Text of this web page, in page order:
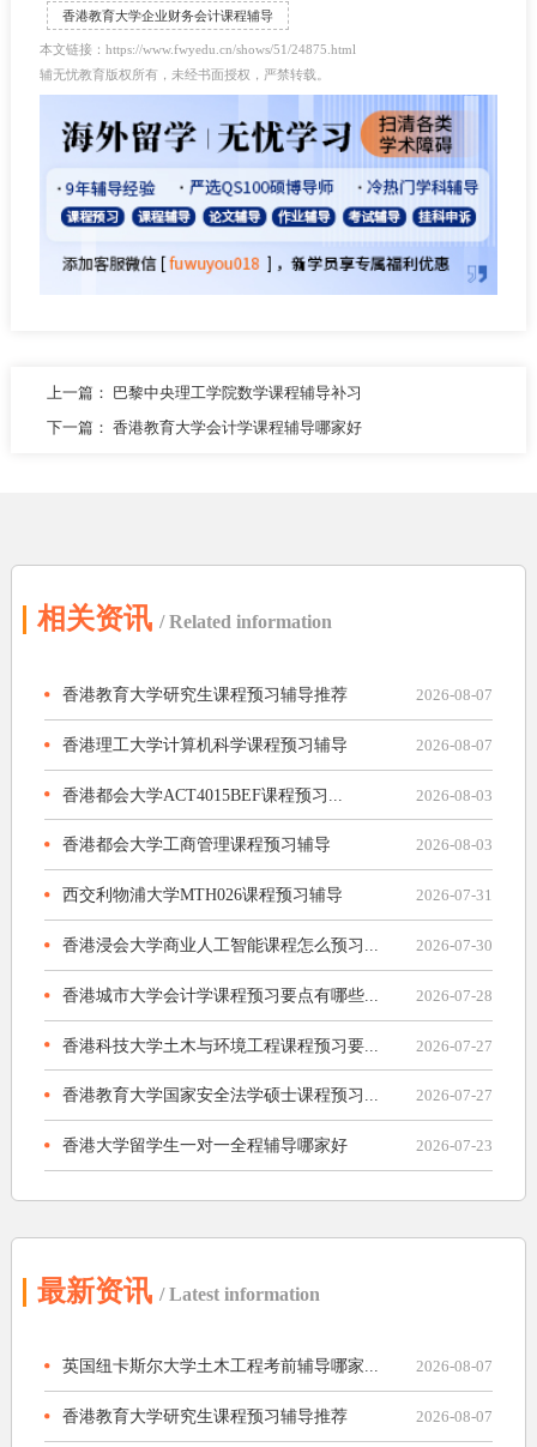
香港教育大学企业财务会计课程辅导
本文链接：https://www.fwyedu.cn/shows/51/24875.html
辅无忧教育版权所有，未经书面授权，严禁转载。
上一篇： 巴黎中央理工学院数学课程辅导补习
下一篇： 香港教育大学会计学课程辅导哪家好
相关资讯 / Related information
香港教育大学研究生课程预习辅导推荐 2026-08-07
香港理工大学计算机科学课程预习辅导 2026-08-07
香港都会大学ACT4015BEF课程预习... 2026-08-03
香港都会大学工商管理课程预习辅导 2026-08-03
西交利物浦大学MTH026课程预习辅导 2026-07-31
香港浸会大学商业人工智能课程怎么预习... 2026-07-30
香港城市大学会计学课程预习要点有哪些... 2026-07-28
香港科技大学土木与环境工程课程预习要... 2026-07-27
香港教育大学国家安全法学硕士课程预习... 2026-07-27
香港大学留学生一对一全程辅导哪家好 2026-07-23
最新资讯 / Latest information
英国纽卡斯尔大学土木工程考前辅导哪家... 2026-08-07
香港教育大学研究生课程预习辅导推荐 2026-08-07